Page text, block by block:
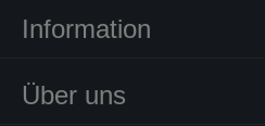
Über uns
Information